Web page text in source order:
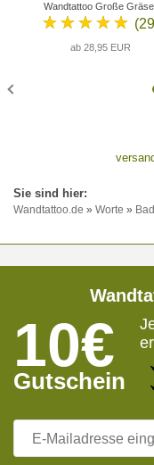
Wandtattoo Große
★★★★★
ab 28,95 EUR
Wandtattoo.de » Worte » Bad
10€
Gutschein